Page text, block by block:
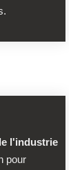
l'industrie
pour